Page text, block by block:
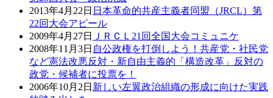
2013年4月22日 日本革命的共産主義者同盟（JRCL）第
22回大会アピール
2009年4月27日
ＪＲＣＬ21回全国大会コミュニケ
2008年11月3日 自公政権を打倒しよう！共産党・社民党
など憲法改悪反対・新自由主義的「構造改革」反対の
政党・候補者に投票を！
2006年10月2日 新しい左翼政治組織の形成に向けた実践